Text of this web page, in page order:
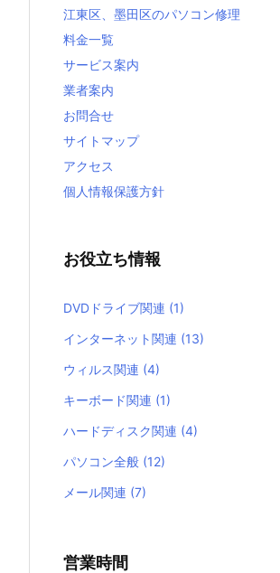
江東区、墨田区のパソコン修理
料金一覧
サービス案内
業者案内
お問合せ
サイトマップ
アクセス
個人情報保護方針
お役立ち情報
DVDドライブ関連 (1)
インターネット関連 (13)
ウィルス関連 (4)
キーボード関連 (1)
ハードディスク関連 (4)
パソコン全般 (12)
メール関連 (7)
営業時間